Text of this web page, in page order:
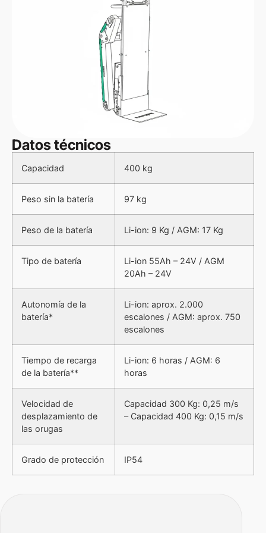
espacios estrechos y escaleras.
Ideal para cargas altas
Puertas, ventanas, armarios, losas de mármol y
mercancías voluminosas.
ORUGAS APTAS PARA
CUALQUIER SUPERFICIE
rectas o de caracol, descansillos y rampas. Se adhieren
ayudando a mantener la estabilidad y el control
durante toda la subida y la bajada, también con cargas
altas.
EL CARRO SUBE
ESCALERAS
Skipper no es solo una carretilla eléctrica para
escaleras segura e innovadora, sino también una
solución integral para el transporte de mercancías.
Es un carro subeescaleras eléctrico ideal para la
instalación, ya que un solo operador puede transportar
mercancías pesadas de hasta 400 kg por las escaleras
sin ningún esfuerzo físico.
adecuada para trabajos de transporte metropolitano.
SKIPPER: CARGAS ALTAS
INCLUSO EN ESPACIOS
Datos técnicos
Capacidad 400 kg
Peso sin la batería 97 kg
Peso de la batería Li-ion: 9 Kg / AGM: 17 Kg
Tipo de batería
Li-ion 55Ah – 24V / AGM
20Ah – 24V
Autonomía de la
batería*
Li-ion: aprox. 2.000
escalones / AGM: aprox. 750
escalones
Tiempo de recarga
de la batería**
Li-ion: 6 horas / AGM: 6
horas
Velocidad de
desplazamiento de
las orugas
Capacidad 300 Kg: 0,25 m/s
– Capacidad 400 Kg: 0,15 m/s
Grado de protección IP54